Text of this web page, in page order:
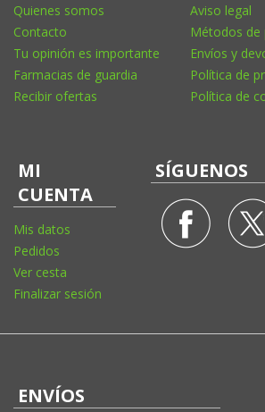
Quienes somos
Contacto
Tu opinión es importante
Farmacias de guardia
Recibir ofertas
Aviso legal
Métodos de
Envíos y
Política de
Política de
MI
CUENTA
Mis datos
Pedidos
Ver cesta
Finalizar sesión
SÍGUENOS
ENVÍOS